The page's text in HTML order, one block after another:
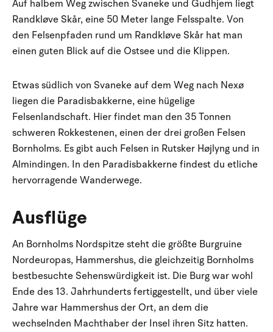
Auf halbem Weg zwischen Svaneke und Gudhjem liegt
Randkløve Skår, eine 50 Meter lange Felsspalte. Von
den Felsenpfaden rund um Randkløve Skår hat man
einen guten Blick auf die Ostsee und die Klippen.
Etwas südlich von Svaneke auf dem Weg nach Nexø
liegen die Paradisbakkerne, eine hügelige
Felsenlandschaft. Hier findet man den 35 Tonnen
schweren Rokkestenen, einen der drei großen Felsen
Bornholms. Es gibt auch Felsen in Rutsker Højlyng und in
Almindingen. In den Paradisbakkerne findest du etliche
hervorragende Wanderwege.
Ausflüge
An Bornholms Nordspitze steht die größte Burgruine
Nordeuropas, Hammershus, die gleichzeitig Bornholms
bestbesuchte Sehenswürdigkeit ist. Die Burg war wohl
Ende des 13. Jahrhunderts fertiggestellt, und über viele
Jahre war Hammershus der Ort, an dem die
wechselnden Machthaber der Insel ihren Sitz hatten.